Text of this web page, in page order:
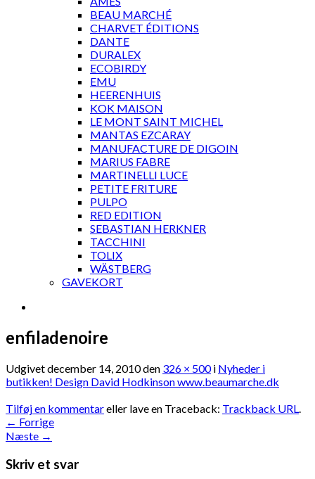
BEAU MARCHÉ
CHARVET ÉDITIONS
DANTE
DURALEX
ECOBIRDY
EMU
HEERENHUIS
KOK MAISON
LE MONT SAINT MICHEL
MANTAS EZCARAY
MANUFACTURE DE DIGOIN
MARIUS FABRE
MARTINELLI LUCE
PETITE FRITURE
PULPO
RED EDITION
SEBASTIAN HERKNER
TACCHINI
TOLIX
WÄSTBERG
GAVEKORT
enfiladenoire
Udgivetdecember 14, 2010den 326 × 500i Nyheder i
butikken! Design David Hodkinson www.beaumarche.dk
Tilføj en kommentareller lave en Traceback: Trackback URL.
← Forrige
Næste →
Skriv et svar